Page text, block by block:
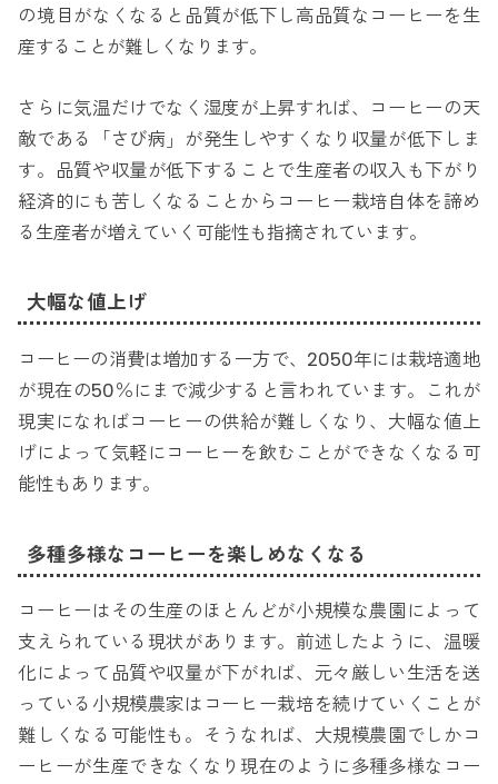
の境目がなくなると品質が低下し高品質なコーヒーを生
産することが難しくなります。
さらに気温だけでなく湿度が上昇すれば、コーヒーの天
敵である「さび病」が発生しやすくなり収量が低下しま
す。品質や収量が低下することで生産者の収入も下がり
経済的にも苦しくなることからコーヒー栽培自体を諦め
る生産者が増えていく可能性も指摘されています。
大幅な値上げ
コーヒーの消費は増加する一方で、2050年には栽培適地
が現在の50％にまで減少すると言われています。これが
現実になればコーヒーの供給が難しくなり、大幅な値上
げによって気軽にコーヒーを飲むことができなくなる可
能性もあります。
多種多様なコーヒーを楽しめなくなる
コーヒーはその生産のほとんどが小規模な農園によって
支えられている現状があります。前述したように、温暖
化によって品質や収量が下がれば、元々厳しい生活を送
っている小規模農家はコーヒー栽培を続けていくことが
難しくなる可能性も。そうなれば、大規模農園でしかコ
ーヒーが生産できなくなり現在のように多種多様なコー